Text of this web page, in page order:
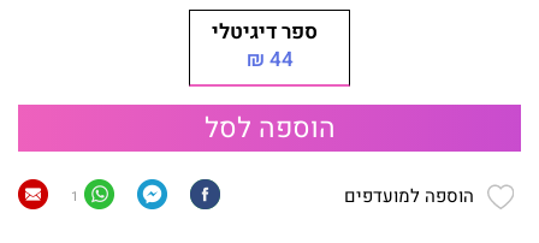
ספר דיגיטלי
44 ₪
הוספה לסל
הוספה למועדפים 1